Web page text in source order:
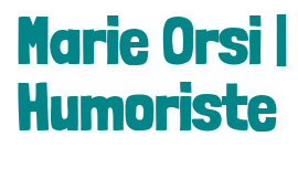
Marie Orsi |
Humoriste